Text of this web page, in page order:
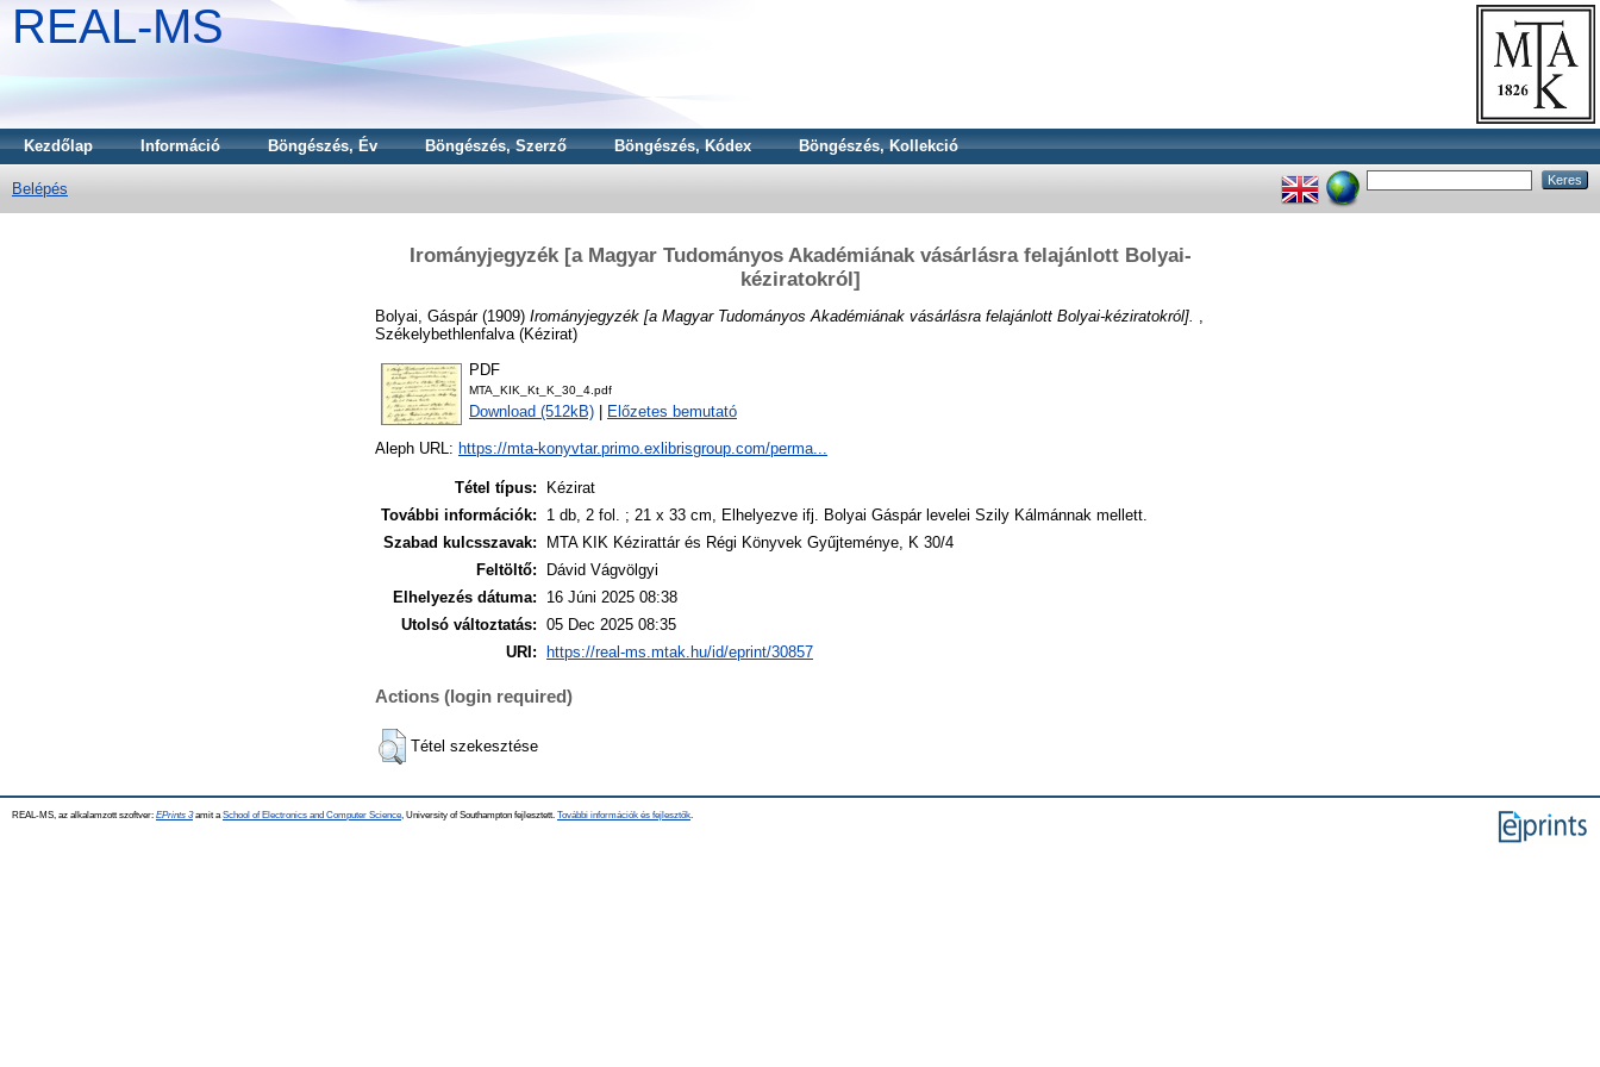
REAL-MS
Kezdőlap Információ Böngészés, Év Böngészés, Szerző Böngészés, Kódex Böngészés, Kollekció
Belépés
Irományjegyzék [a Magyar Tudományos Akadémiának vásárlásra felajánlott Bolyai-
kéziratokról]
Bolyai, Gáspár(1909) Irományjegyzék [a Magyar Tudományos Akadémiának vásárlásra felajánlott Bolyai-kéziratokról].
Székelybethlenfalva (Kézirat)
PDF
MTA_KIK_Kt_K_30_4.pdf
Download (512kB) Előzetes bemutató
Aleph URL: https://mta-konyvtar.primo.exlibrisgroup.com/perma...
Tétel típus:
Kézirat
További információk:
1 db, 2 fol. ; 21 x 33 cm, Elhelyezve ifj. Bolyai Gáspár levelei Szily Kálmánnak mellett.
Szabad kulcsszavak:
MTA KIK Kézirattár és Régi Könyvek Gyűjteménye, K 30/4
Feltöltő:
Dávid Vágvölgyi
Elhelyezés dátuma:
16 Júni 2025 08:38
Utolsó változtatás: 05 Dec 2025 08:35
URI:
https://real-ms.mtak.hu/id/eprint/30857
Actions (login required)
Tétel szekesztése
REAL-MS, az alkalamzott szoftver: EPrints 3amit a School of Electronics and Computer Science , University of Southampton fejlesztett. További információk és fejlesztők